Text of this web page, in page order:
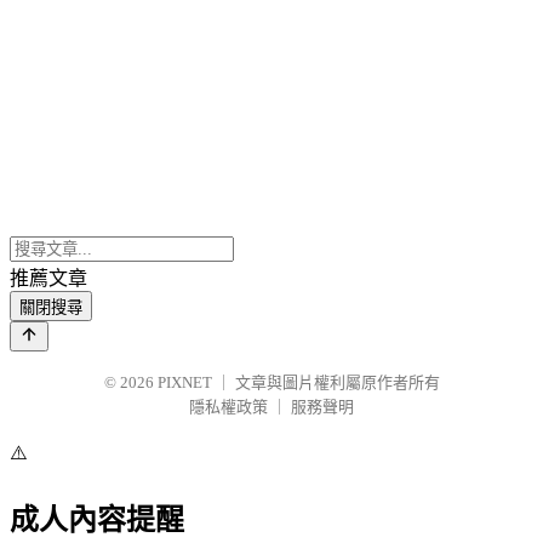
推薦文章
關閉搜尋
© 2026 PIXNET
文章與圖片權利屬原作者所有
隱私權政策
服務聲明
⚠️
成人內容提醒